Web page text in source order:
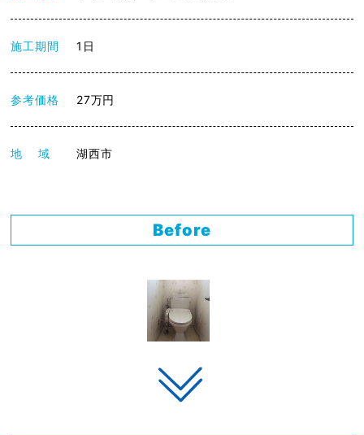
施工期間 1日
参考価格 27万円
地 域 湖西市
Before